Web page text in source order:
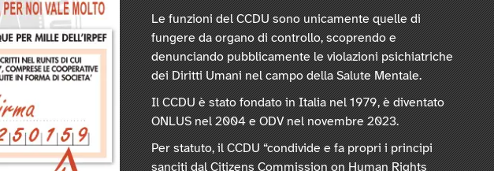
Le funzioni del CCDU sono unicamente quelle di
fungere da organo di controllo, scoprendo e
denunciando pubblicamente le violazioni psichiatriche
dei Diritti Umani nel campo della Salute Mentale.
Il CCDU è stato fondato in Italia nel 1979, è diventato
ONLUS nel 2004 e ODV nel novembre 2023.
Per statuto, il CCDU “condivide e fa propri i principi
sanciti dal Citizens Commission on Human Rights